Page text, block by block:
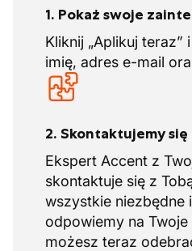
1. Pokaż swoje
Kliknij „Aplikuj teraz”
imię, adres e-mail
2. Skontaktujemy się
Ekspert Accent z
skontaktuje się z
wszystkie niezbędne
odpowiemy na Twoje
możesz teraz